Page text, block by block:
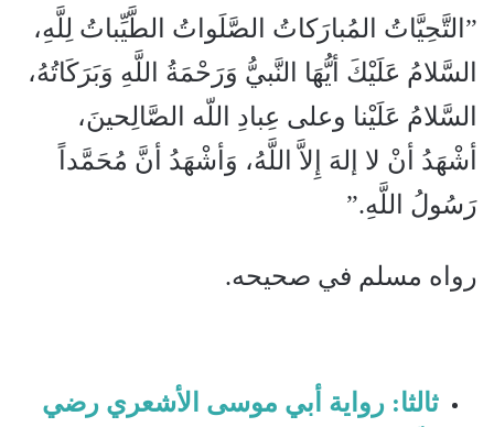
‏”‏التَّحِيَّاتُ المُبارَكاتُ الصَّلَواتُ الطَّيِّباتُ لِلَّهِ،
السَّلامُ عَلَيْكَ أيُّهَا النَّبيُّ وَرَحْمَةُ اللَّهِ وَبَرَكَاتُهُ،
السَّلامُ عَلَيْنا وعلى عِبادِ اللّه الصَّالِحينَ،
أشْهَدُ أنْ لا إلهَ إِلاَّ اللَّهُ، وَأشْهَدُ أنَّ مُحَمَّداً
رَسُولُ اللَّهِ.‏”‏
رواه مسلم في صحيحه‏.
ثالثا: رواية أبي موسى الأشعري رضي